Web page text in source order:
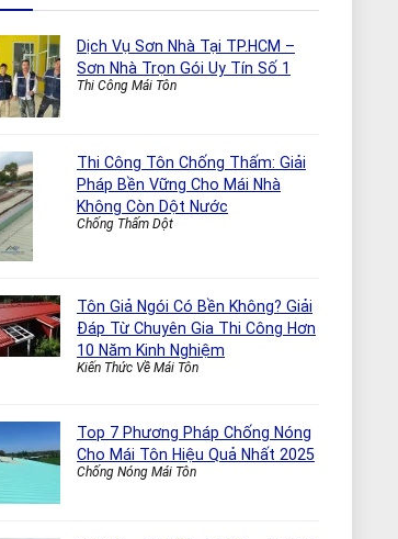
Dịch Vụ Sơn Nhà Tại TP.HCM –
Sơn Nhà Trọn Gói Uy Tín Số 1
Thi Công Mái Tôn
Thi Công Tôn Chống Thấm: Giải
Pháp Bền Vững Cho Mái Nhà
Không Còn Dột Nước
Chống Thấm Dột
Tôn Giả Ngói Có Bền Không? Giải
Đáp Từ Chuyên Gia Thi Công Hơn
10 Năm Kinh Nghiệm
Kiến Thức Về Mái Tôn
Top 7 Phương Pháp Chống Nóng
Cho Mái Tôn Hiệu Quả Nhất 2025
Chống Nóng Mái Tôn